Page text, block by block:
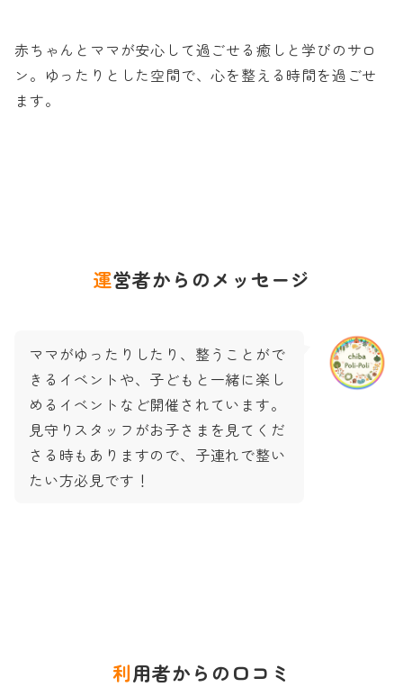
赤ちゃんとママが安心して過ごせる癒しと学びのサロ
ン。ゆったりとした空間で、心を整える時間を過ごせ
ます。
運営者からのメッセージ
ママがゆったりしたり、整うことがで
きるイベントや、子どもと一緒に楽し
めるイベントなど開催されています。
見守りスタッフがお子さまを見てくだ
さる時もありますので、子連れで整い
たい方必見です！
利用者からの口コミ